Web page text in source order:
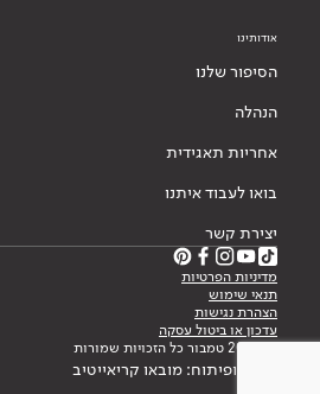
אודותינו
הסיפור שלנו
הנהלה
אחריות תאגידית
בואו לעבוד איתנו
יצירת קשר
מדיניות הפרטיות
תנאי שימוש
הצהרת נגישות
עדכון או ביטול עסקה
© 2026 טמבור כל הזכויות שמורות
עיצוב ופיתוח: מובאו קריאייטיב